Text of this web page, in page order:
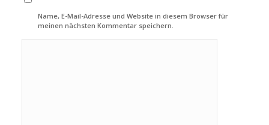
Name, E-Mail-Adresse und Website in diesem Browser für
meinen nächsten Kommentar speichern.